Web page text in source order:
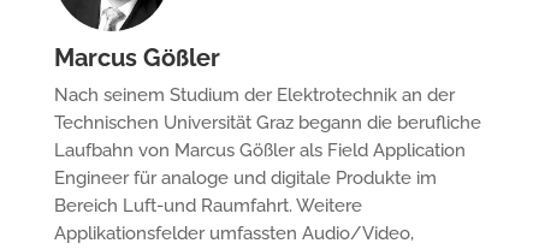
Marcus Gößler
Nach seinem Studium der Elektrotechnik an der
Technischen Universität Graz begann die berufliche
Laufbahn von Marcus Gößler als Field Application
Engineer für analoge und digitale Produkte im
Bereich Luft-und Raumfahrt. Weitere
Applikationsfelder umfassten Audio/Video,